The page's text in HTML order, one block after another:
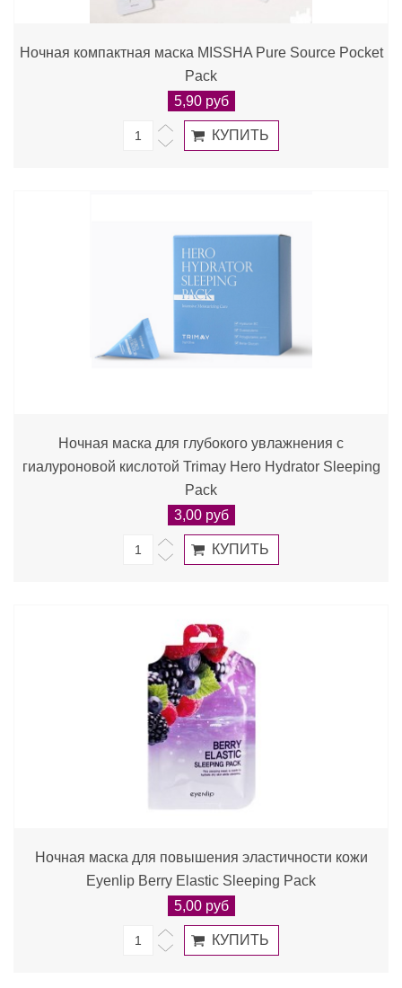
Ночная компактная маска MISSHA Pure Source Pocket
Pack
5,90 руб
Ночная маска для глубокого увлажнения с
гиалуроновой кислотой Trimay Hero Hydrator Sleeping
Pack
3,00 руб
Ночная маска для повышения эластичности кожи
Eyenlip Berry Elastic Sleeping Pack
5,00 руб